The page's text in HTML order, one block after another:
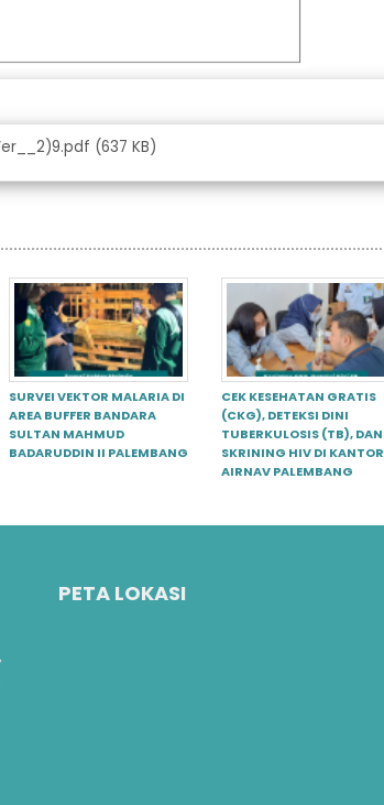
(637 KB)
SURVEI VEKTOR MALARIA DI
AREA BUFFER BANDARA
SULTAN MAHMUD
BADARUDDIN II PALEMBANG
CEK KESEHATAN GRATIS
(CKG), DETEKSI DINI
TUBERKULOSIS (TB), DAN
SKRINING HIV DI KANTOR
AIRNAV PALEMBANG
PETA LOKASI